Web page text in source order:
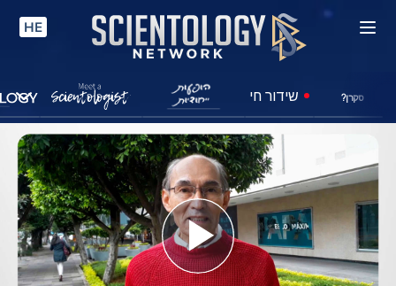
HE
סקרן? שידור חי
Play